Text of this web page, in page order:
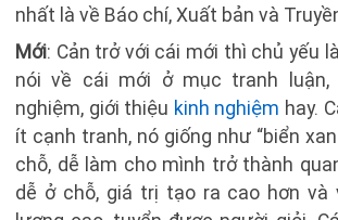
nhất là về Báo chí, Xuất bản và
Mới: Cản trở với cái mới thì chủ yếu
nói về cái mới ở mục tranh luận,
nghiệm, giới thiệu kinh nghiệm hay.
ít cạnh tranh, nó giống như “biển
chỗ, dễ làm cho mình trở thành
dễ ở chỗ, giá trị tạo ra cao hơn